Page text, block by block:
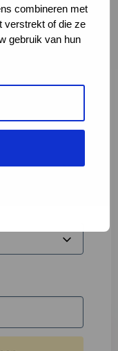
combineren met
verstrekt of die ze
gebruik van hun